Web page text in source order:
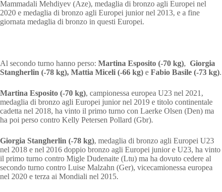
Mammadali Mehdiyev (Aze), medaglia di bronzo agli Europei nel
2020 e medaglia di bronzo agli Europei junior nel 2013, e a fine
giornata medaglia di bronzo in questi Europei.
Al secondo turno hanno perso: Martina Esposito (-70 kg), Giorgia
Stangherlin (-78 kg), Mattia Miceli (-66 kg) e Fabio Basile (-73 kg).
Martina Esposito (-70 kg), campionessa europea U23 nel 2021,
medaglia di bronzo agli Europei junior nel 2019 e titolo continentale
cadetta nel 2018, ha vinto il primo turno con Laerke Olsen (Den) ma
ha poi perso contro Kelly Petersen Pollard (Gbr).
Giorgia Stangherlin (-78 kg), medaglia di bronzo agli Europei U23
nel 2018 e nel 2016 doppio bronzo agli Europei junior e U23, ha vinto
il primo turno contro Migle Dudenaite (Ltu) ma ha dovuto cedere al
secondo turno contro Luise Malzahn (Ger), vicecamionessa europea
nel 2020 e terza ai Mondiali nel 2015.